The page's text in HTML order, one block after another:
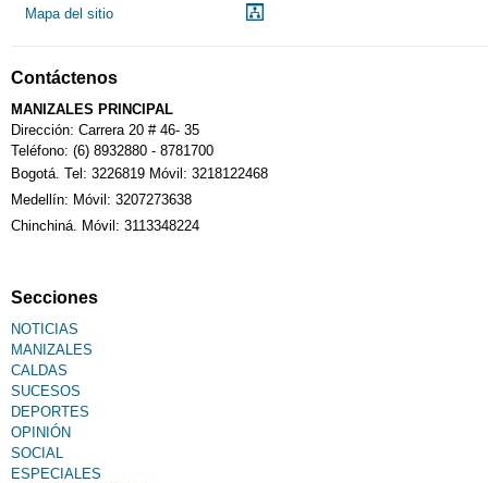
Mapa del sitio
Contáctenos
MANIZALES PRINCIPAL
Dirección: Carrera 20 # 46- 35
Teléfono: (6) 8932880 - 8781700
Bogotá. Tel: 3226819 Móvil: 3218122468
Medellín: Móvil: 3207273638
Chinchiná. Móvil: 3113348224
Secciones
NOTICIAS
MANIZALES
CALDAS
SUCESOS
DEPORTES
OPINIÓN
SOCIAL
ESPECIALES